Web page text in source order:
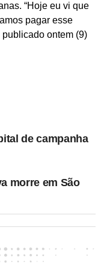
“Hoje eu vi que
pagar esse
publicado ontem (9)
de campanha
morre em São